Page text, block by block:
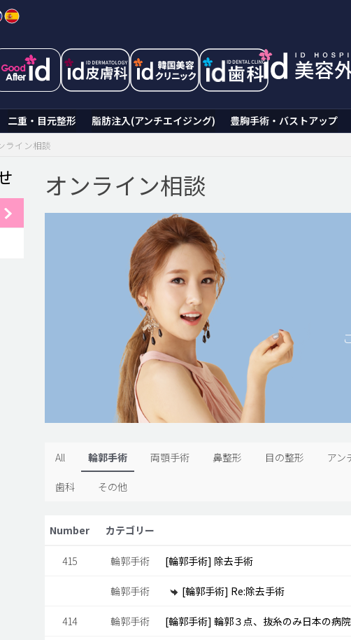
二重・目元整形 脂肪注入(アンチエイジング) 豊胸手術・バストアップ
ライン相談
オンライン相談
All 輪郭手術 両顎手術 鼻整形 目の整形 アン
歯科 その他
Number カテゴリー
415 輪郭手術 [輪郭手術] 除去手術
輪郭手術 [輪郭手術] Re:除去手術
414 輪郭手術 [輪郭手術] 輪郭３点、抜糸のみ日本の病